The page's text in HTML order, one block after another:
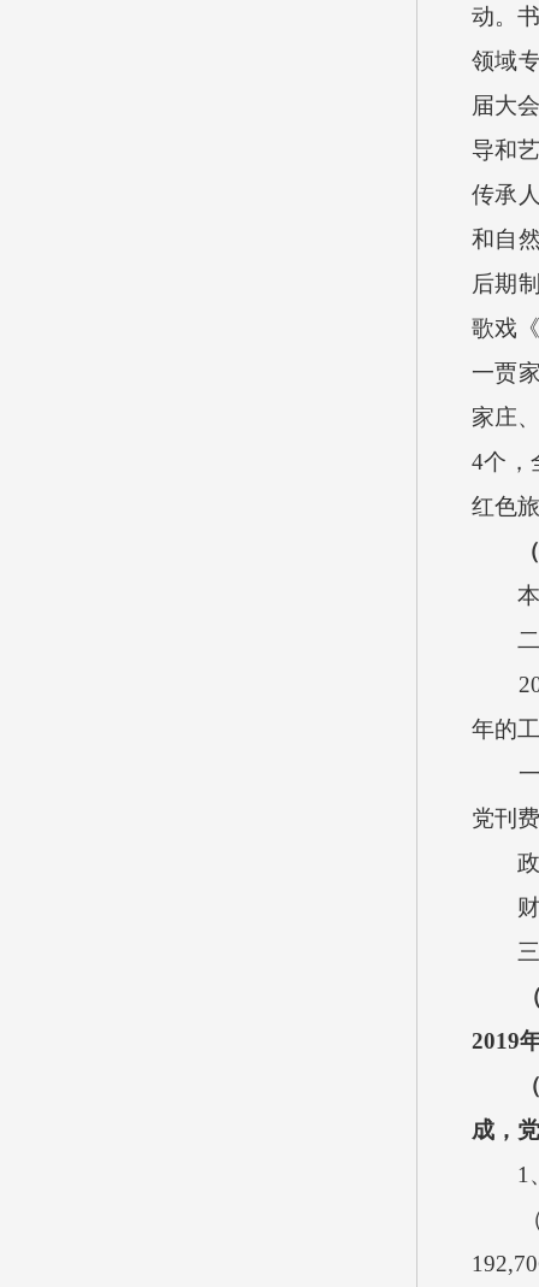
动。
领域
届大
导和
传承
和自
后期
歌戏
一贾
家庄
4个，
红色
年的
党刊
2019
成，
1